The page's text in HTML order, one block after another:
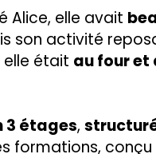
Alice, elle avait
son activité
était au four et
3 étages,
formations, conçu